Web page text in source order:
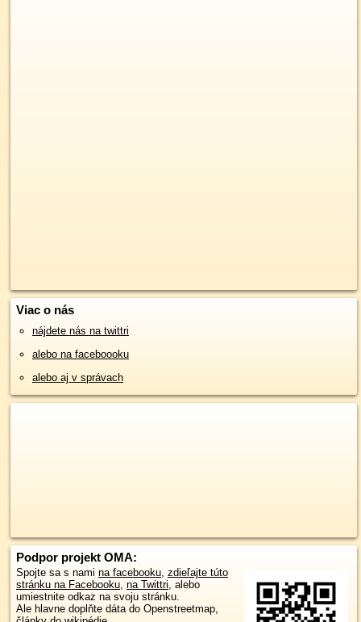
Viac o nás
nájdete nás na twittri
alebo na faceboooku
alebo aj v správach
Podpor projekt OMA:
Spojte sa s nami na facebooku, zdieľajte túto
stránku na Facebooku, na Twittri, alebo
umiestnite odkaz na svoju stránku.
Ale hlavne doplňte dáta do Openstreetmap,